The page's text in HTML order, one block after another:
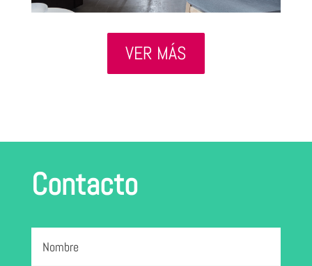
VER MÁS
Contacto